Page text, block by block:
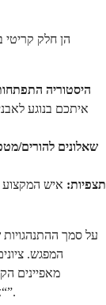
היסטוריה
איתכם בנוגע
שאלונים להורים/
תצפיות: איש המקצוע
המפגש.
מאפיינים
“אוטיזם”, “ספקטרום אוטיסטי”, או “מחוץ לספקטרום”.